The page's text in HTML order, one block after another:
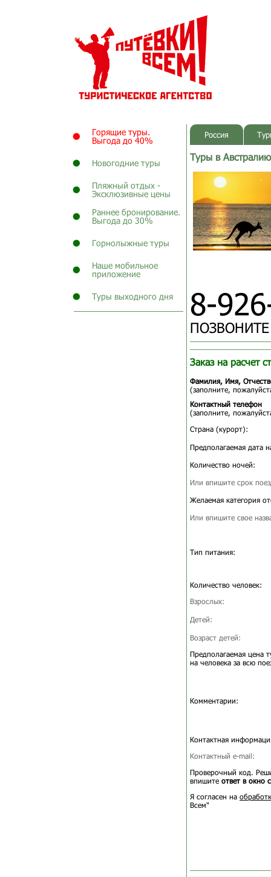
Горящие туры.
Выгода до 40%
Новогодние туры
Пляжный отдых -
Эксклюзивные цены
Раннее бронирование.
Выгода до 30%
Горнолыжные туры
Наше мобильное
приложение
Туры выходного дня
Россия
Туры в Австралию
8-
Заказ на расчет
Фамилия, Имя,
(заполните,
Контактный телефон
(заполните,
Страна (курорт):
Предполагаемая дата
Количество ночей:
Или впишите срок
Желаемая категория
Или впишите свое
Тип питания:
Количество человек:
Взрослых:
Детей:
Возраст детей:
Предполагаемая цена
на человека за всю
Комментарии:
Контактная
Контактный e-mail:
Проверочный код.
впишите ответ в окно
Я согласен на
Всем"